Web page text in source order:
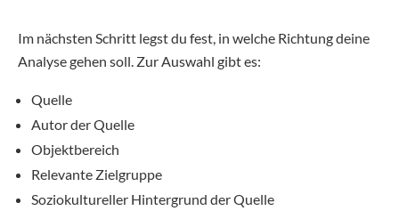
Im nächsten Schritt legst du fest, in welche Richtung deine
Analyse gehen soll. Zur Auswahl gibt es:
Quelle
Autor der Quelle
Objektbereich
Relevante Zielgruppe
Soziokultureller Hintergrund der Quelle